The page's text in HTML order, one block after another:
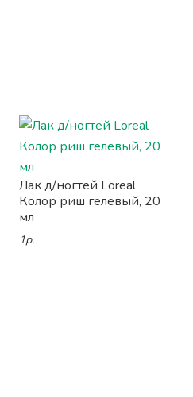
Лак д/ногтей Loreal
Колор риш гелевый, 20
мл
1р.